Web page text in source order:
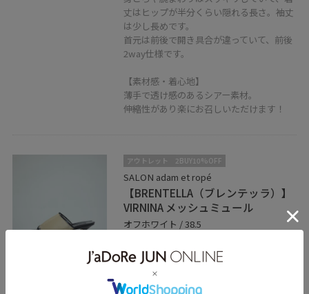
東京都新宿区新宿4-1-6
丈はヒップが半分くらい隠れる長さ。袖丈
は少し長めです。
首元は前後で開き具合が違っていて、前後
2way仕様です。
【素材感・着心地】
薄手で透け感のあるシアー素材。
伸縮性があり楽にお召しいただけます！
アウトレット 2BUY10%OFF
SALON adam et ropé
【BRENTELLA（ブレンテッラ）】
VIRNINA メッシュミュール
オフホワイト / 38.5
レビュー
サンプル着用のため、普段23.5cmですが